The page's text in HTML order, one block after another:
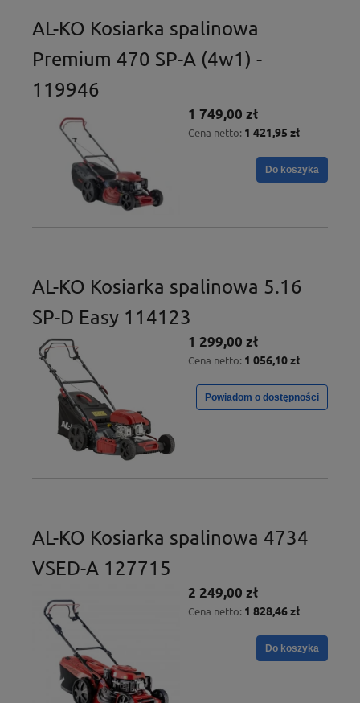
AL-KO Kosiarka spalinowa
Premium 470 SP-A (4w1) -
119946
1 749,00 zł
Cena netto: 1 421,95 zł
Do koszyka
AL-KO Kosiarka spalinowa 5.16
SP-D Easy 114123
1 299,00 zł
Cena netto: 1 056,10 zł
Powiadom o dostępności
AL-KO Kosiarka spalinowa 4734
VSED-A 127715
2 249,00 zł
Cena netto: 1 828,46 zł
Do koszyka